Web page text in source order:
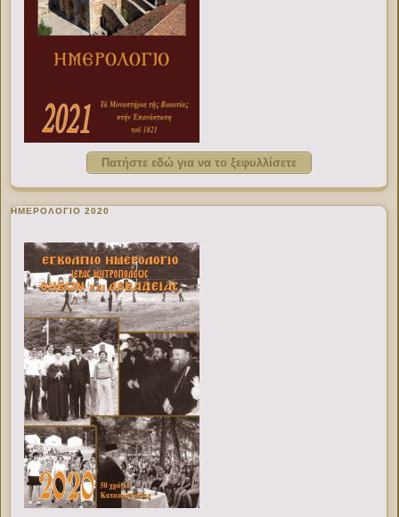
Πατήστε εδώ για να το ξεφυλλίσετε
ΗΜΕΡΟΛΟΓΙΟ 2020